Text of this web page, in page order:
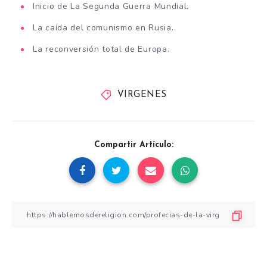
Inicio de La Segunda Guerra Mundial.
La caída del comunismo en Rusia.
La reconversión total de Europa.
VIRGENES
Compartir Artículo: